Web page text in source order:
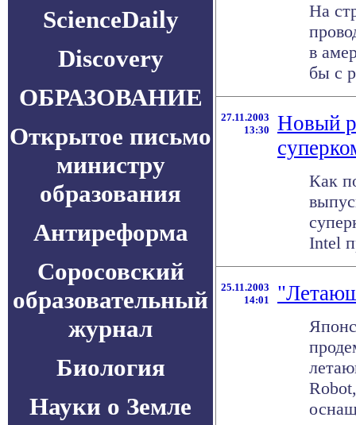
ScienceDaily
Discovery
ОБРАЗОВАНИЕ
Открытое письмо
министру
образования
Антиреформа
Соросовский
образовательный
журнал
Биология
Науки о Земле
На
в
бы с
27.11.2003
13:30
Новый
Как
Intel
25.11.2003
14:01